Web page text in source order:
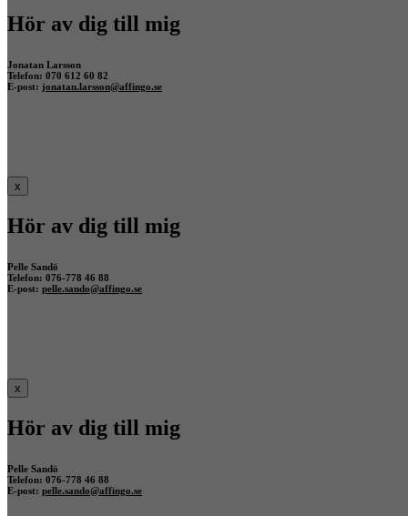
Hör av dig till mig
Jonatan Larsson
Telefon: 070 612 60 82
E-post: jonatan.larsson@affingo.se
x
Hör av dig till mig
Pelle Sandö
Telefon: 076-778 46 88
E-post: pelle.sando@affingo.se
x
Hör av dig till mig
Pelle Sandö
Telefon: 076-778 46 88
E-post: pelle.sando@affingo.se